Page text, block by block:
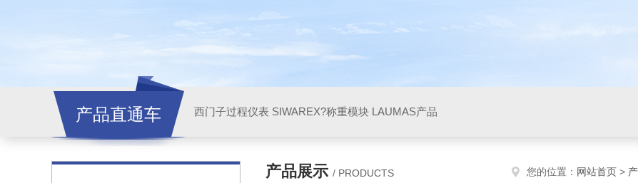
产品直通车 西门子过程仪表 SIWAREX?称重模块 LAUMAS产品
产品展示 / PRODUCTS 您的位置： 网站首页 >